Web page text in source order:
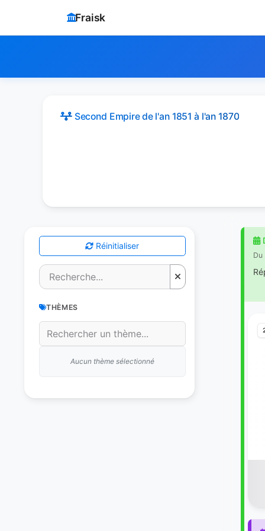
Fraisk
Second Empirede l'an 1851 à l'an 1870
Réinitialiser
THÈMES
Aucun thème sélectionné
Du